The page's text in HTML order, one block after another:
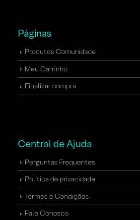
Páginas
Produtos Comunidade
Meu Carrinho
Finalizar compra
Central de Ajuda
Perguntas Frequentes
Política de privacidade
Termos e Condições
Fale Conosco